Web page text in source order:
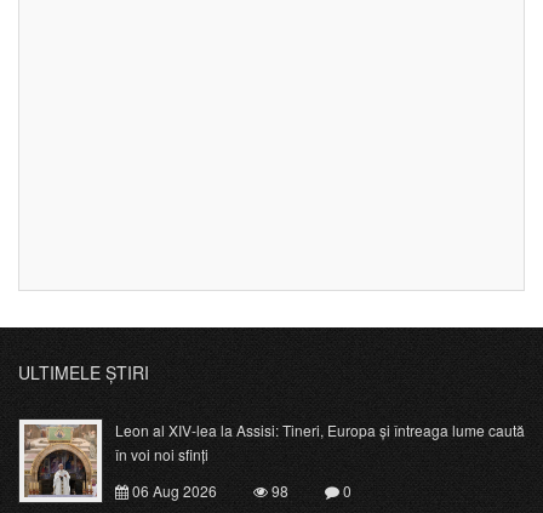
ULTIMELE ȘTIRI
Leon al XIV-lea la Assisi: Tineri, Europa și întreaga lume caută
în voi noi sfinți
06 Aug 2026
98
0